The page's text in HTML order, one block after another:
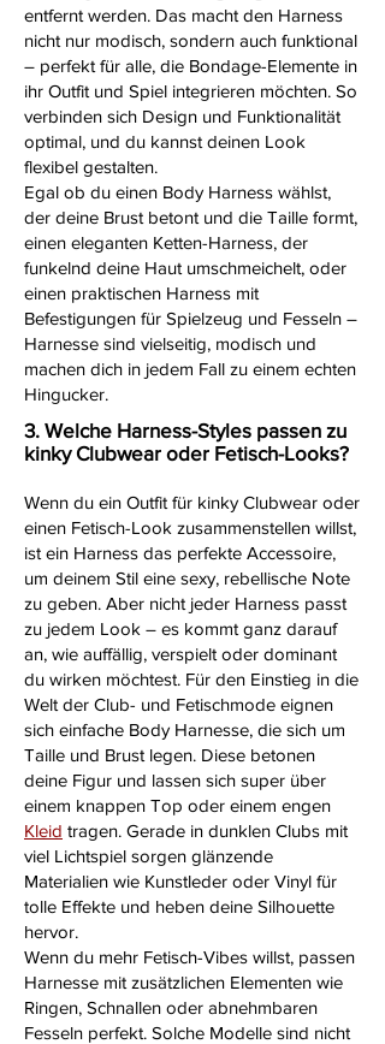
entfernt werden. Das macht den Harness
nicht nur modisch, sondern auch funktional
– perfekt für alle, die Bondage-Elemente in
ihr Outfit und Spiel integrieren möchten. So
verbinden sich Design und Funktionalität
optimal, und du kannst deinen Look
flexibel gestalten.
Egal ob du einen Body Harness wählst,
der deine Brust betont und die Taille formt,
einen eleganten Ketten-Harness, der
funkelnd deine Haut umschmeichelt, oder
einen praktischen Harness mit
Befestigungen für Spielzeug und Fesseln –
Harnesse sind vielseitig, modisch und
machen dich in jedem Fall zu einem echten
Hingucker.
3. Welche Harness-Styles passen zu
kinky Clubwear oder Fetisch-Looks?
Wenn du ein Outfit für kinky Clubwear oder
einen Fetisch-Look zusammenstellen willst,
ist ein Harness das perfekte Accessoire,
um deinem Stil eine sexy, rebellische Note
zu geben. Aber nicht jeder Harness passt
zu jedem Look – es kommt ganz darauf
an, wie auffällig, verspielt oder dominant
du wirken möchtest. Für den Einstieg in die
Welt der Club- und Fetischmode eignen
sich einfache Body Harnesse, die sich um
Taille und Brust legen. Diese betonen
deine Figur und lassen sich super über
einem knappen Top oder einem engen
Kleid tragen. Gerade in dunklen Clubs mit
viel Lichtspiel sorgen glänzende
Materialien wie Kunstleder oder Vinyl für
tolle Effekte und heben deine Silhouette
hervor.
Wenn du mehr Fetisch-Vibes willst, passen
Harnesse mit zusätzlichen Elementen wie
Ringen, Schnallen oder abnehmbaren
Fesseln perfekt. Solche Modelle sind nicht